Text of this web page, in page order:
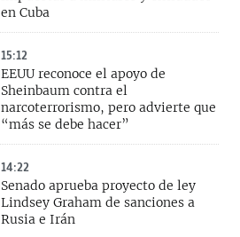
en Cuba
15:12
EEUU reconoce el apoyo de
Sheinbaum contra el
narcoterrorismo, pero advierte que
“más se debe hacer”
14:22
Senado aprueba proyecto de ley
Lindsey Graham de sanciones a
Rusia e Irán